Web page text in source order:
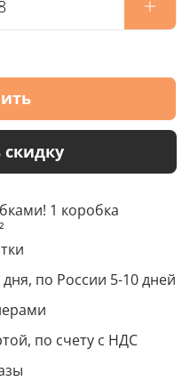
1 коробка
по России 5-10 дней
по счету с НДС